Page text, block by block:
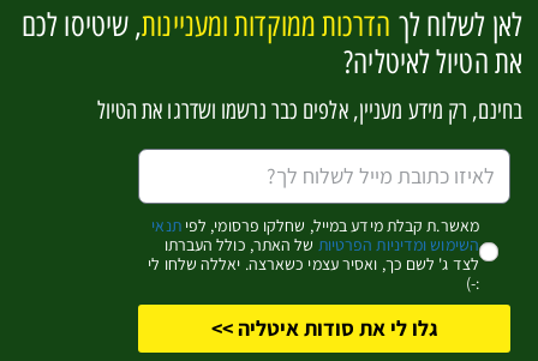
להפוך למומחים לאיטליה בקליק אחד
אשמח לקבל מידע מעניין (שחלקו פרסומי)
כן, זה מעניין אותי!
לאן לשלוח לך הדרכות ממוקדות ומעניינות, שיטיסו לכם
את הטיול לאיטליה?
בחינם, רק מידע מעניין, אלפים כבר נרשמו ושדרגו את הטיול
מאשר.ת קבלת מידע במייל, שחלקו פרסומי, לפיתנאי
השימוש ומדיניות הפרטיות של האתר, כולל העברתו
לצד ג' לשם כך, ואסיר עצמי כשארצה. יאללה שלחו לי
:-)
גלו לי את סודות איטליה >>